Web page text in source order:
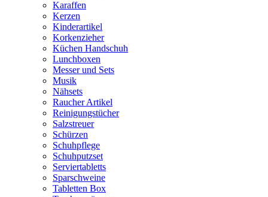
Karaffen
Kerzen
Kinderartikel
Korkenzieher
Küchen Handschuh
Lunchboxen
Messer und Sets
Musik
Nähsets
Raucher Artikel
Reinigungstücher
Salzstreuer
Schürzen
Schuhpflege
Schuhputzset
Serviertabletts
Sparschweine
Tabletten Box